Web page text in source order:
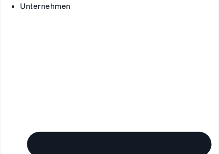
Unternehmen